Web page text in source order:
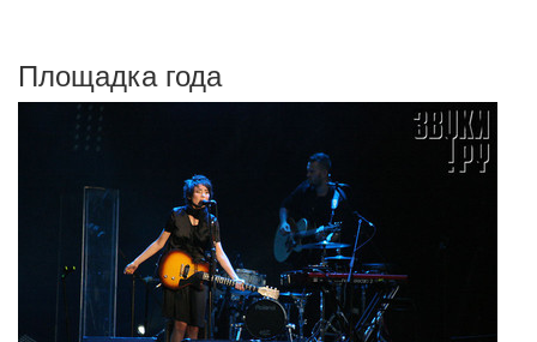
Площадка года